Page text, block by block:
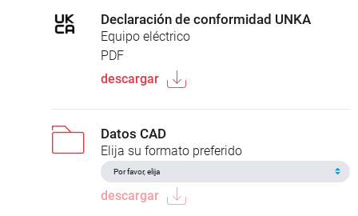
Declaración de conformidad UNKA
Equipo eléctrico
PDF
descargar
Datos CAD
Elija su formato preferido
descargar